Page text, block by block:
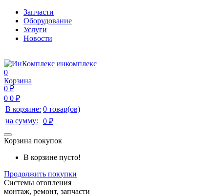
Запчасти
Оборудование
Услуги
Новости
инкомплекс
0
Корзина
0 ₽
0 0 ₽
В корзине: 0 товар(ов)
на сумму:
0 ₽
Корзина покупок
В корзине пусто!
Продолжить покупки
Системы отопления
монтаж, ремонт, запчасти